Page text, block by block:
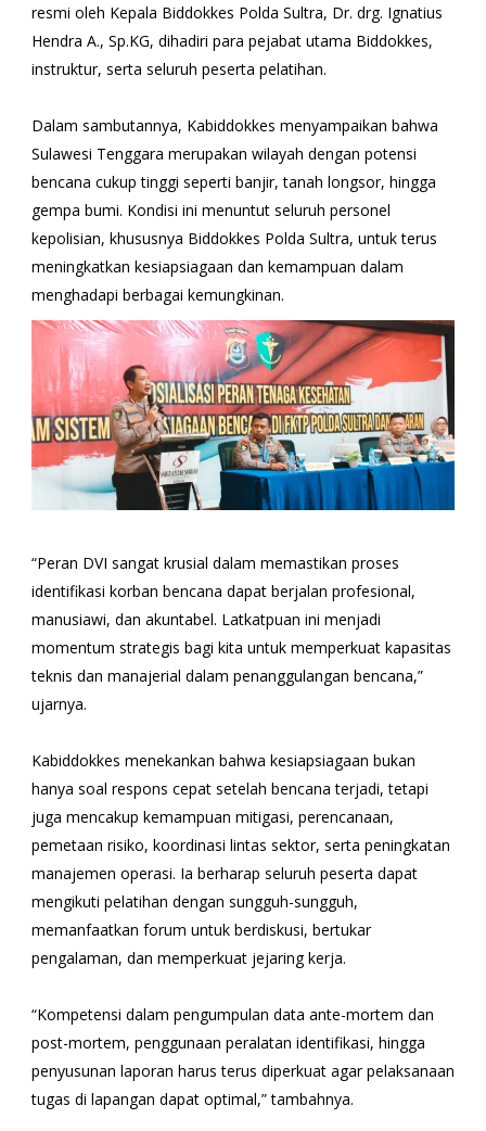
resmi oleh Kepala Biddokkes Polda Sultra, Dr. drg. Ignatius
Hendra A., Sp.KG, dihadiri para pejabat utama Biddokkes,
instruktur, serta seluruh peserta pelatihan.
Dalam sambutannya, Kabiddokkes menyampaikan bahwa
Sulawesi Tenggara merupakan wilayah dengan potensi
bencana cukup tinggi seperti banjir, tanah longsor, hingga
gempa bumi. Kondisi ini menuntut seluruh personel
kepolisian, khususnya Biddokkes Polda Sultra, untuk terus
meningkatkan kesiapsiagaan dan kemampuan dalam
menghadapi berbagai kemungkinan.
“Peran DVI sangat krusial dalam memastikan proses
identifikasi korban bencana dapat berjalan profesional,
manusiawi, dan akuntabel. Latkatpuan ini menjadi
momentum strategis bagi kita untuk memperkuat kapasitas
teknis dan manajerial dalam penanggulangan bencana,”
ujarnya.
Kabiddokkes menekankan bahwa kesiapsiagaan bukan
hanya soal respons cepat setelah bencana terjadi, tetapi
juga mencakup kemampuan mitigasi, perencanaan,
pemetaan risiko, koordinasi lintas sektor, serta peningkatan
manajemen operasi. Ia berharap seluruh peserta dapat
mengikuti pelatihan dengan sungguh-sungguh,
memanfaatkan forum untuk berdiskusi, bertukar
pengalaman, dan memperkuat jejaring kerja.
“Kompetensi dalam pengumpulan data ante-mortem dan
post-mortem, penggunaan peralatan identifikasi, hingga
penyusunan laporan harus terus diperkuat agar pelaksanaan
tugas di lapangan dapat optimal,” tambahnya.